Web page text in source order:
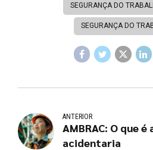
SEGURANÇA DO
SEGURANÇA DO
ANTERIOR
AMBRAC: O que
acidentaria